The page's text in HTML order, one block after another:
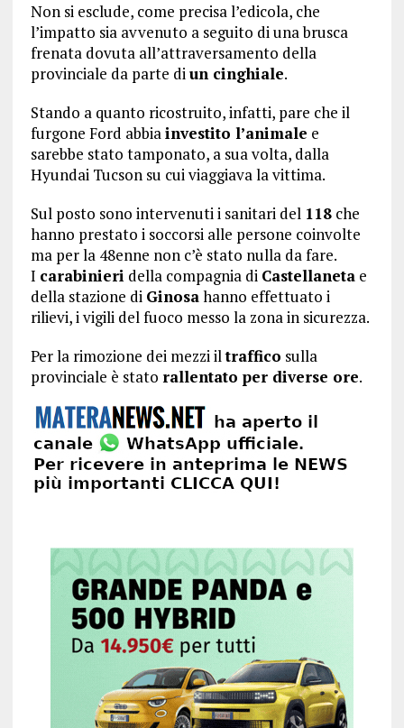
Non si esclude, come precisa l’edicola, che
l’impatto sia avvenuto a seguito di una brusca
frenata dovuta all’attraversamento della
provinciale da parte diun cinghiale.
Stando a quanto ricostruito, infatti, pare che il
furgone Ford abbiainvestito l’animale e
sarebbe stato tamponato, a sua volta, dalla
Hyundai Tucson su cui viaggiava la vittima.
Sul posto sono intervenuti i sanitari del 118che
hanno prestato i soccorsi alle persone coinvolte
ma per la 48enne non c’è stato nulla da fare.
I carabinieri della compagnia di Castellanetae
della stazione di Ginosahanno effettuato i
rilievi, i vigili del fuoco messo la zona in sicurezza.
Per la rimozione dei mezzi iltraffico sulla
provinciale è stato rallentato per diverse ore.